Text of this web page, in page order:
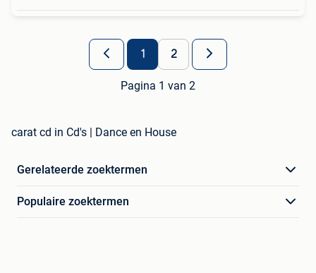
1 2
Pagina 1 van 2
carat cd in Cd's | Dance en House
Gerelateerde zoektermen
Populaire zoektermen